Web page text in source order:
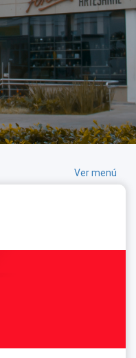
Ver menú